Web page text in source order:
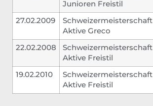
Junioren Freistil
27.02.2009
Schweizermeisterschaft
Aktive Greco
22.02.2008
Schweizermeisterschaft
Aktive Freistil
19.02.2010
Schweizermeisterschaft
Aktive Freistil